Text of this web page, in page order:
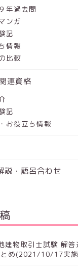
年過去問
ンガ
記
情報
比較
連資格
記
お役立ち情報
説・語呂合わせ
建物取引士試験 解答
とめ(2021/10/17実